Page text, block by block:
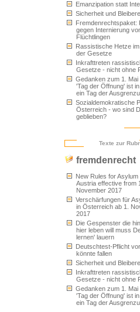
Emanzipation statt
Sicherheit und
Fremdenrechtspaket:
gegen Internierung
Flüchtlingen
Rassistische Hetze
der Gesetze
Inkrafttreten
Gesetze - nicht ohne
Gedanken zum 1. Mai
'Tag der Öffnung' ist
ein Tag der
Sozialdemokratische
Österreich - wo sind
geblieben?
Texte zur
fremdenrecht
New Rules for
Austria effective from
November 2017
Verschärfungen für
in Österreich ab 1.
2017
Die Gespenster die
hier leben will muss
lernen' lauern
Deutschtest-Pflicht
könnte fallen
Sicherheit und
Inkrafttreten
Gesetze - nicht ohne
Gedanken zum 1. Mai
'Tag der Öffnung' ist
ein Tag der